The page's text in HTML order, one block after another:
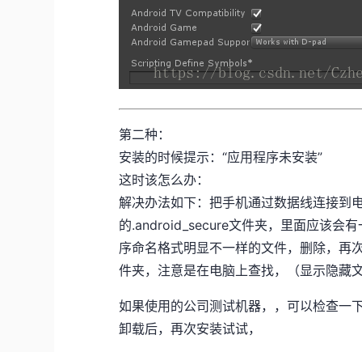
第二种：
安装的时候提示：“应用程序未安装”
这时该怎么办：
解决办法如下：把手机通过数据线连接到
的.android_secure文件夹，里面应该会
序命名格式明显不一样的文件，删除，
件夹，注意是在电脑上查找，（显示隐藏
如果使用的公司测试机器，，可以检查一
卸载后，再次安装试试，